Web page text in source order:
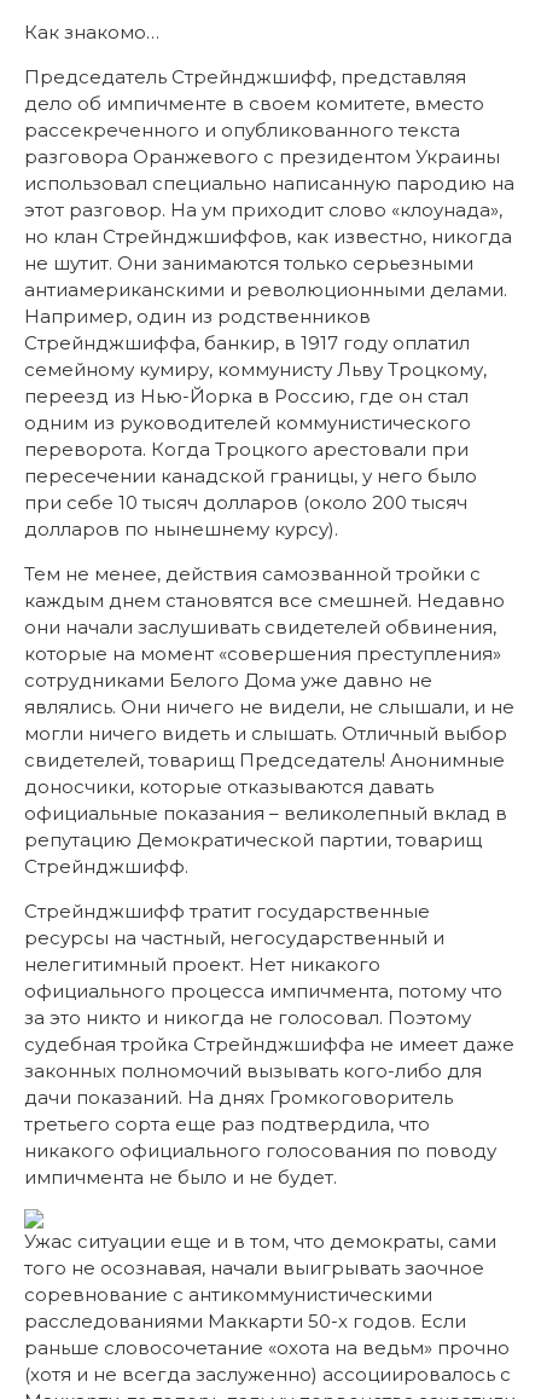
Как знакомо…
Председатель Стрейнджшифф, представляя
дело об импичменте в своем комитете, вместо
рассекреченного и опубликованного текста
разговора Оранжевого с президентом Украины
использовал специально написанную пародию на
этот разговор. На ум приходит слово «клоунада»,
но клан Стрейнджшиффов, как известно, никогда
не шутит. Они занимаются только серьезными
антиамериканскими и революционными делами.
Например, один из родственников
Стрейнджшиффа, банкир, в 1917 году оплатил
семейному кумиру, коммунисту Льву Троцкому,
переезд из Нью-Йорка в Россию, где он стал
одним из руководителей коммунистического
переворота. Когда Троцкого арестовали при
пересечении канадской границы, у него было
при себе 10 тысяч долларов (около 200 тысяч
долларов по нынешнему курсу).
Тем не менее, действия самозванной тройки с
каждым днем становятся все смешней. Недавно
они начали заслушивать свидетелей обвинения,
которые на момент «совершения преступления»
сотрудниками Белого Дома уже давно не
являлись. Они ничего не видели, не слышали, и не
могли ничего видеть и слышать. Отличный выбор
свидетелей, товарищ Председатель! Анонимные
доносчики, которые отказываются давать
официальные показания – великолепный вклад в
репутацию Демократической партии, товарищ
Стрейнджшифф.
Стрейнджшифф тратит государственные
ресурсы на частный, негосударственный и
нелегитимный проект. Нет никакого
официального процесса импичмента, потому что
за это никто и никогда не голосовал. Поэтому
судебная тройка Стрейнджшиффа не имеет даже
законных полномочий вызывать кого-либо для
дачи показаний. На днях Громкоговоритель
третьего сорта еще раз подтвердила, что
никакого официального голосования по поводу
импичмента не было и не будет.
Ужас ситуации еще и в том, что демократы, сами
того не осознавая, начали выигрывать заочное
соревнование с антикоммунистическими
расследованиями Маккарти 50-х годов. Если
раньше словосочетание «охота на ведьм» прочно
(хотя и не всегда заслуженно) ассоциировалось с